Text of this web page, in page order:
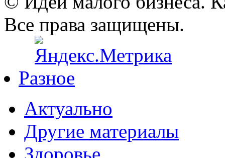
Все права защищены.
Разное
Актуально
Другие материалы
Здоровье